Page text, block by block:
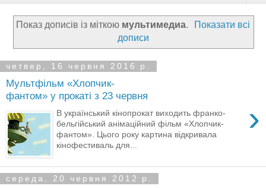
Показ дописів із міткою мультимедиа.
Показати всі
дописи
четвер, 16 червня 2016 р.
Мультфільм «Хлопчик-
фантом» у прокаті з 23 червня
›
В український кінопрокат виходить франко-
бельгійський анімаційний фільм «Хлопчик-
фантом». Цього року картина відкривала
кінофестиваль для...
середа, 20 червня 2012 р.